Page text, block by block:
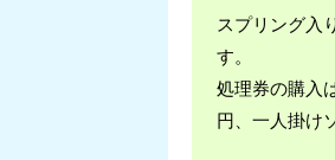
スプリング入
す。
処理券の購入
円、一人掛け